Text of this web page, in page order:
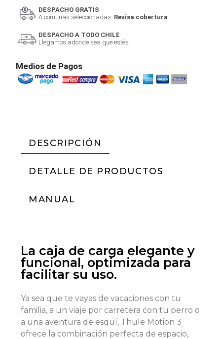
DESPACHO GRATIS
A comunas seleccionadas. Revisa cobertura
DESPACHO A TODO CHILE
Llegamos adonde sea que estés.
Medios de Pagos
DESCRIPCIÓN
DETALLE DE PRODUCTOS
MANUAL
La caja de carga elegante y
funcional, optimizada para
facilitar su uso.
Ya sea que te vayas de vacaciones con tu
familia, a un viaje por carretera con tu perro o
a una aventura de esquí, Thule Motion 3
ofrece la combinación perfecta de espacio,